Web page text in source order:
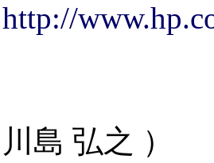
http://
川島 弘之 ）